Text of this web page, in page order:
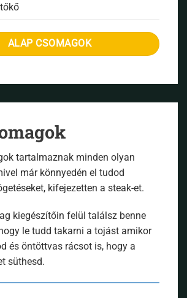
ALAP CSOMAGOK
tartalmaznak minden olyan
már könnyedén el tudod
kifejezetten a steak-et.
kiegészítőin felül találsz benne
le tudd takarni a tojást amikor
és öntöttvas rácsot is, hogy a
süthesd.